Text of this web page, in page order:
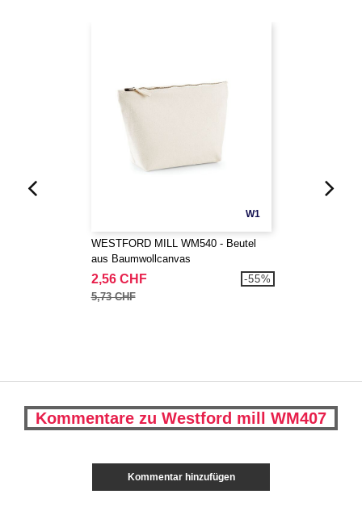
W1
WESTFORD MILL WM540 - Beutel
aus Baumwollcanvas
2,56 CHF
5,73 CHF
-55%
Kommentare zu Westford mill WM407
Kommentar hinzufügen